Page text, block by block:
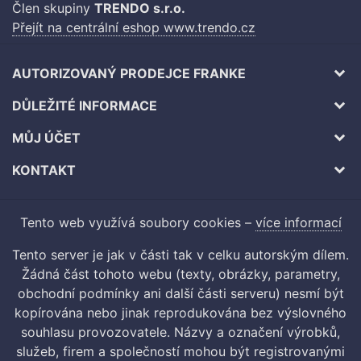
Člen skupiny TRENDO s.r.o.
Přejít na centrální eshop www.trendo.cz
AUTORIZOVANÝ PRODEJCE FRANKE
DŮLEŽITÉ INFORMACE
MŮJ ÚČET
KONTAKT
Tento web využívá soubory cookies – více informací
Tento server je jak v části tak v celku autorským dílem.
Žádná část tohoto webu (texty, obrázky, parametry,
obchodní podmínky ani další části serveru) nesmí být
kopírována nebo jinak reprodukována bez výslovného
souhlasu provozovatele. Názvy a označení výrobků,
služeb, firem a společností mohou být registrovanými